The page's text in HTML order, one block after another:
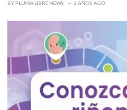
BY PLUMA LIBRE NEWS 2 AÑOS AGO